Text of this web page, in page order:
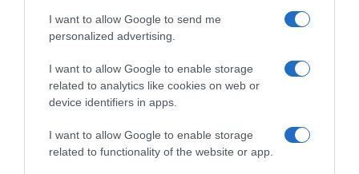
I want to allow Google to send me
personalized advertising.
I want to allow Google to enable storage
related to analytics like cookies on web or
device identifiers in apps.
I want to allow Google to enable storage
related to functionality of the website or app.